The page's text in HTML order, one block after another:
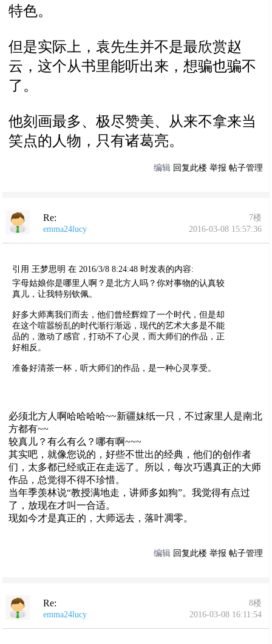
特色。
但是实际上，袁先生并不是最欣赏赵
云，这个从书里能听出来，想骗也骗不
了。
他刻画最多、极尽赞美、从来不拿来当
笑点的人物，只有诸葛亮。
编辑 回复此楼 举报 帖子管理
Re:
7楼
emma24lucy
2016-03-08 15:57:36
引用 王梦思明 在 2016/3/8 8:24:48 时发表的内容:
字母姑娘你是哪里人啊？是北方人吗？你对事物的认真较
真儿，让我特别钦佩。
好多大师离我们而去，他们曾经辉煌了一个时代，但是却
在这个喧嚣纷乱的时代渐行渐远，现代的艺术大多是不能
品的，激动了感官，打动不了心灵，而大师们的作品，正
好相反。
准备好清茶一杯，听大师们的作品，是一种心灵享受。
必须北方人啊哈哈哈哈~~新疆妹纸一只，不过家里人是南北
方都有~~
较真儿？有么有么？哪有啊~~~
其实吧，就像您说的，好些不世出的经典，他们的创作者
们，太多都已经或正在走远了。所以，每次巧遇真正的大师
作品，总觉得不得不珍惜。
当年季羡林说“教授满地走，讲师多如狗”。我觉得有点过
了，放现在才叫一合适。
现如今才是真正的，大师远去，落叶凋零。
编辑 回复此楼 举报 帖子管理
Re:
8楼
emma24lucy
2016-03-08 16:11:54